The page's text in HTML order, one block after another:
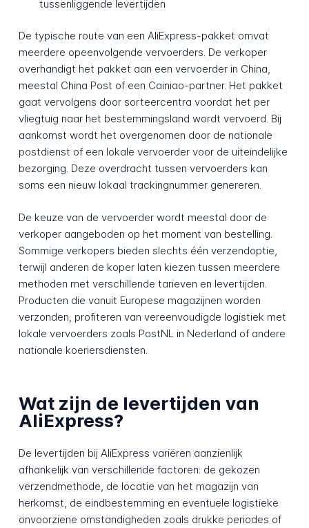
tussenliggende levertijden
De typische route van een AliExpress-pakket omvat
meerdere opeenvolgende vervoerders. De verkoper
overhandigt het pakket aan een vervoerder in China,
meestal China Post of een Cainiao-partner. Het pakket
gaat vervolgens door sorteercentra voordat het per
vliegtuig naar het bestemmingsland wordt vervoerd. Bij
aankomst wordt het overgenomen door de nationale
postdienst of een lokale vervoerder voor de uiteindelijke
bezorging. Deze overdracht tussen vervoerders kan
soms een nieuw lokaal trackingnummer genereren.
De keuze van de vervoerder wordt meestal door de
verkoper aangeboden op het moment van bestelling.
Sommige verkopers bieden slechts één verzendoptie,
terwijl anderen de koper laten kiezen tussen meerdere
methoden met verschillende tarieven en levertijden.
Producten die vanuit Europese magazijnen worden
verzonden, profiteren van vereenvoudigde logistiek met
lokale vervoerders zoals PostNL in Nederland of andere
nationale koeriersdiensten.
Wat zijn de levertijden van
AliExpress?
De levertijden bij AliExpress variëren aanzienlijk
afhankelijk van verschillende factoren: de gekozen
verzendmethode, de locatie van het magazijn van
herkomst, de eindbestemming en eventuele logistieke
onvoorziene omstandigheden zoals drukke periodes of